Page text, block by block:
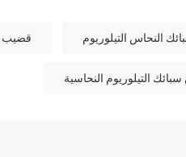
قضيب
التيلوريوم النحاسية